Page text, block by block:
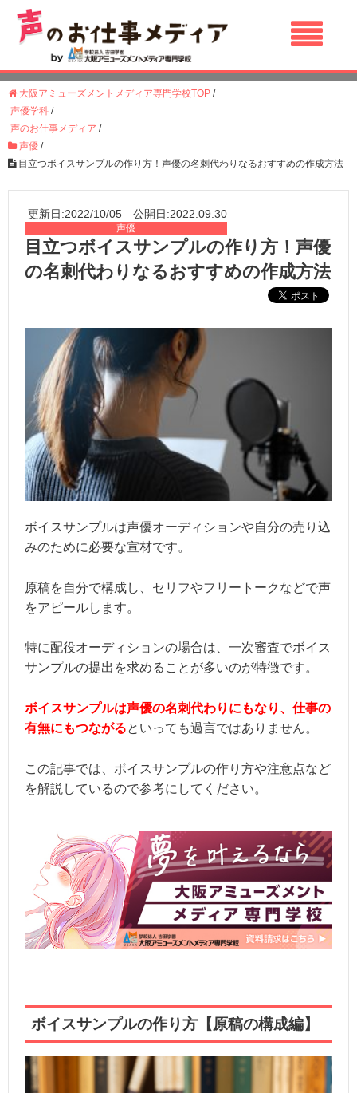
大阪アミューズメントメディア専門学校TOP /
声優学科 /
声のお仕事メディア /
声優 /
目立つボイスサンプルの作り方！声優の名刺代わりなるおすすめの作成方法
更新日:2022/10/05 公開日:2022.09.30
声優
目立つボイスサンプルの作り方！声優
の名刺代わりなるおすすめの作成方法
ボイスサンプルは声優オーディションや自分の売り込
みのために必要な宣材です。
原稿を自分で構成し、セリフやフリートークなどで声
をアピールします。
特に配役オーディションの場合は、一次審査でボイス
サンプルの提出を求めることが多いのが特徴です。
ボイスサンプルは声優の名刺代わりにもなり、仕事の
有無にもつながるといっても過言ではありません。
この記事では、ボイスサンプルの作り方や注意点など
を解説しているので参考にしてください。
ボイスサンプルの作り方【原稿の構成編】